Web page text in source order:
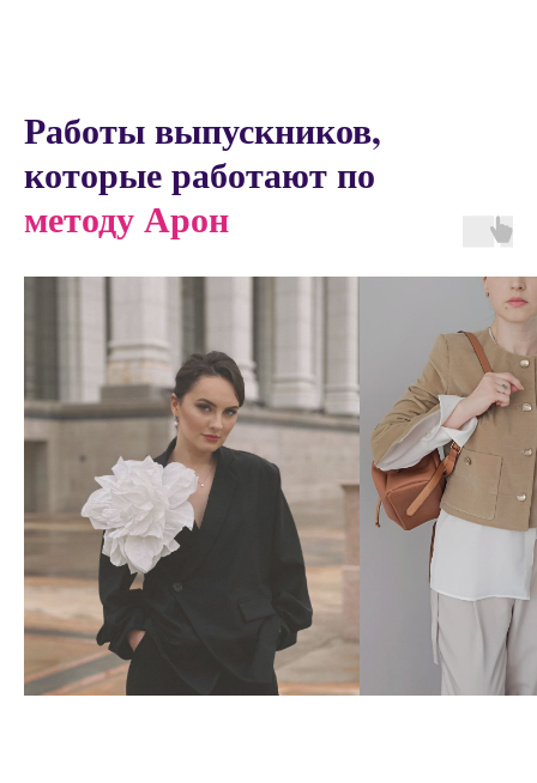
Работы выпускников,
которые работают по
методу Арон